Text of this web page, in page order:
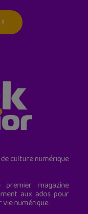
!
culture numérique
magazine
aux ados pour
numérique.